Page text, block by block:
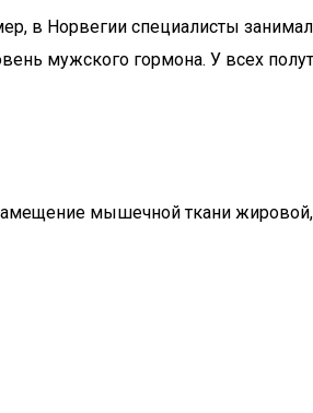
в Норвегии специалисты
мужского гормона. У всех
мышечной ткани